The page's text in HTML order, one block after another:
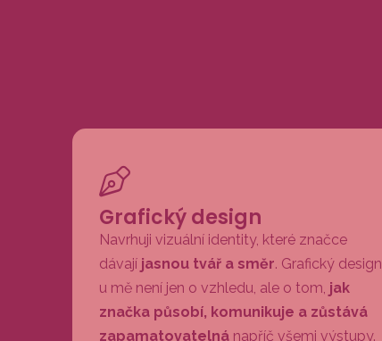
Grafický design
Navrhuji vizuální identity, které značce
dávají jasnou tvář a směr. Grafický design
u mě není jen o vzhledu, ale o tom, jak
značka působí, komunikuje a zůstává
zapamatovatelnánapříč všemi výstupy.